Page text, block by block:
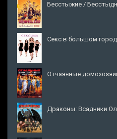
Бесстыжие /
Секс в большом
Отчаянные
Драконы: Всадники